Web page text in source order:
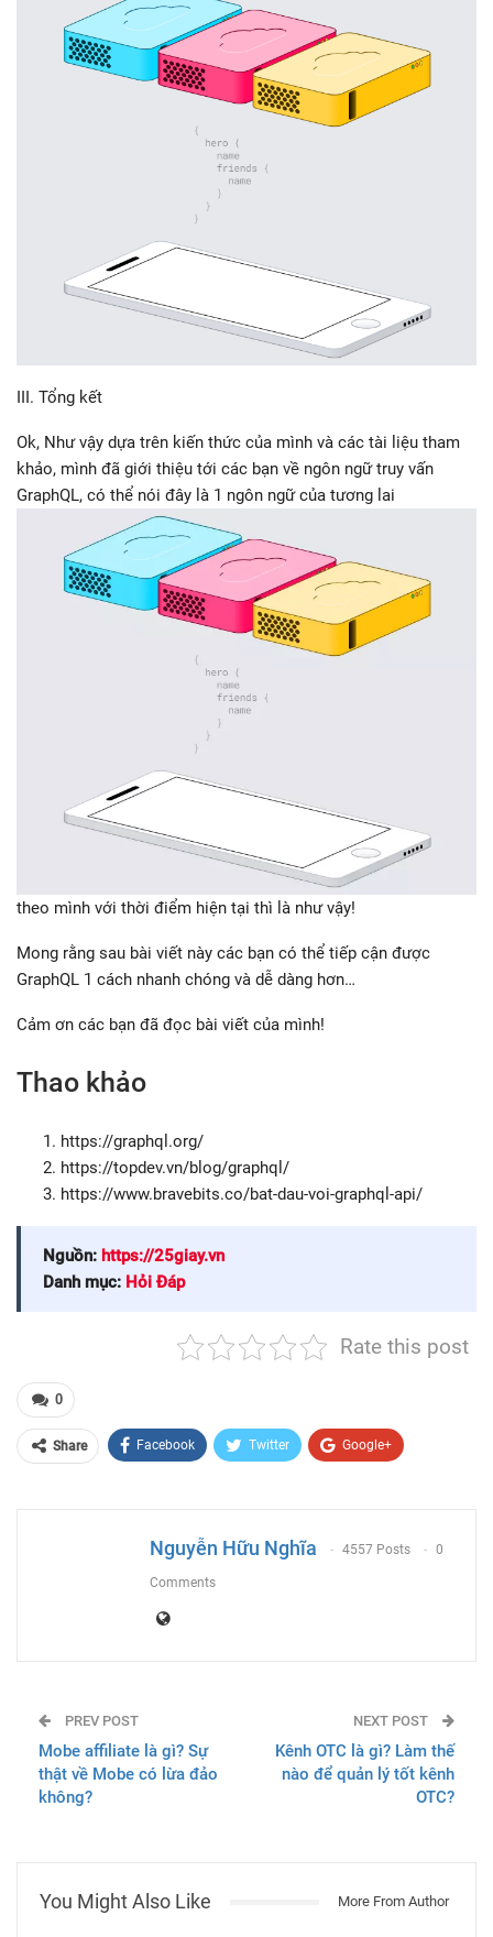
III. Tổng kết
Ok, Như vậy dựa trên kiến thức của mình và các tài liệu tham
khảo, mình đã giới thiệu tới các bạn về ngôn ngữ truy vấn
GraphQL, có thể nói đây là 1 ngôn ngữ của tương lai
theo mình với thời điểm hiện tại thì là như vậy!
Mong rằng sau bài viết này các bạn có thể tiếp cận được
GraphQL 1 cách nhanh chóng và dễ dàng hơn…
Cảm ơn các bạn đã đọc bài viết của mình!
Thao khảo
https://graphql.org/
https://topdev.vn/blog/graphql/
https://www.bravebits.co/bat-dau-voi-graphql-api/
Nguồn: https://25giay.vn
Danh mục: Hỏi Đáp
Rate this post
0
Share Facebook Twitter Google+
Nguyễn Hữu Nghĩa 4557 Posts 0
Comments
PREV POST
Mobe affiliate là gì? Sự
thật về Mobe có lừa đảo
không?
NEXT POST
Kênh OTC là gì? Làm thế
nào để quản lý tốt kênh
OTC?
You Might Also Like More From Author